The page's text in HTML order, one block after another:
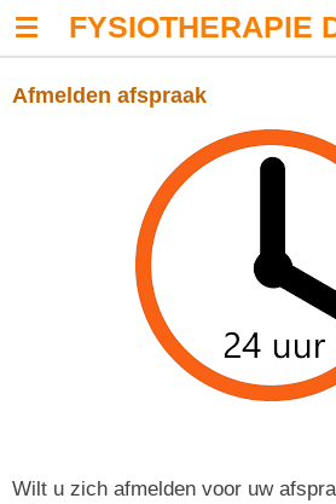
Ga
direct
naar
FYSIOTHERAPIE
Afmelden afspraak
Wilt u zich afmelden voor uw